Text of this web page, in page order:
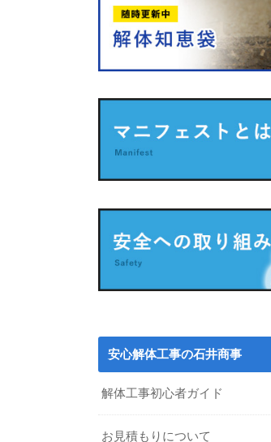
安心解体工事の石井商事
解体工事初心者ガイド
お見積もりについて